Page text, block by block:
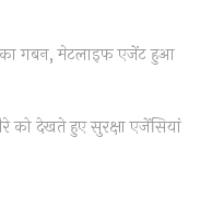
का गबन, मेटलाइफ एजेंट हुआ
को देखते हुए सुरक्षा एजेंसियां